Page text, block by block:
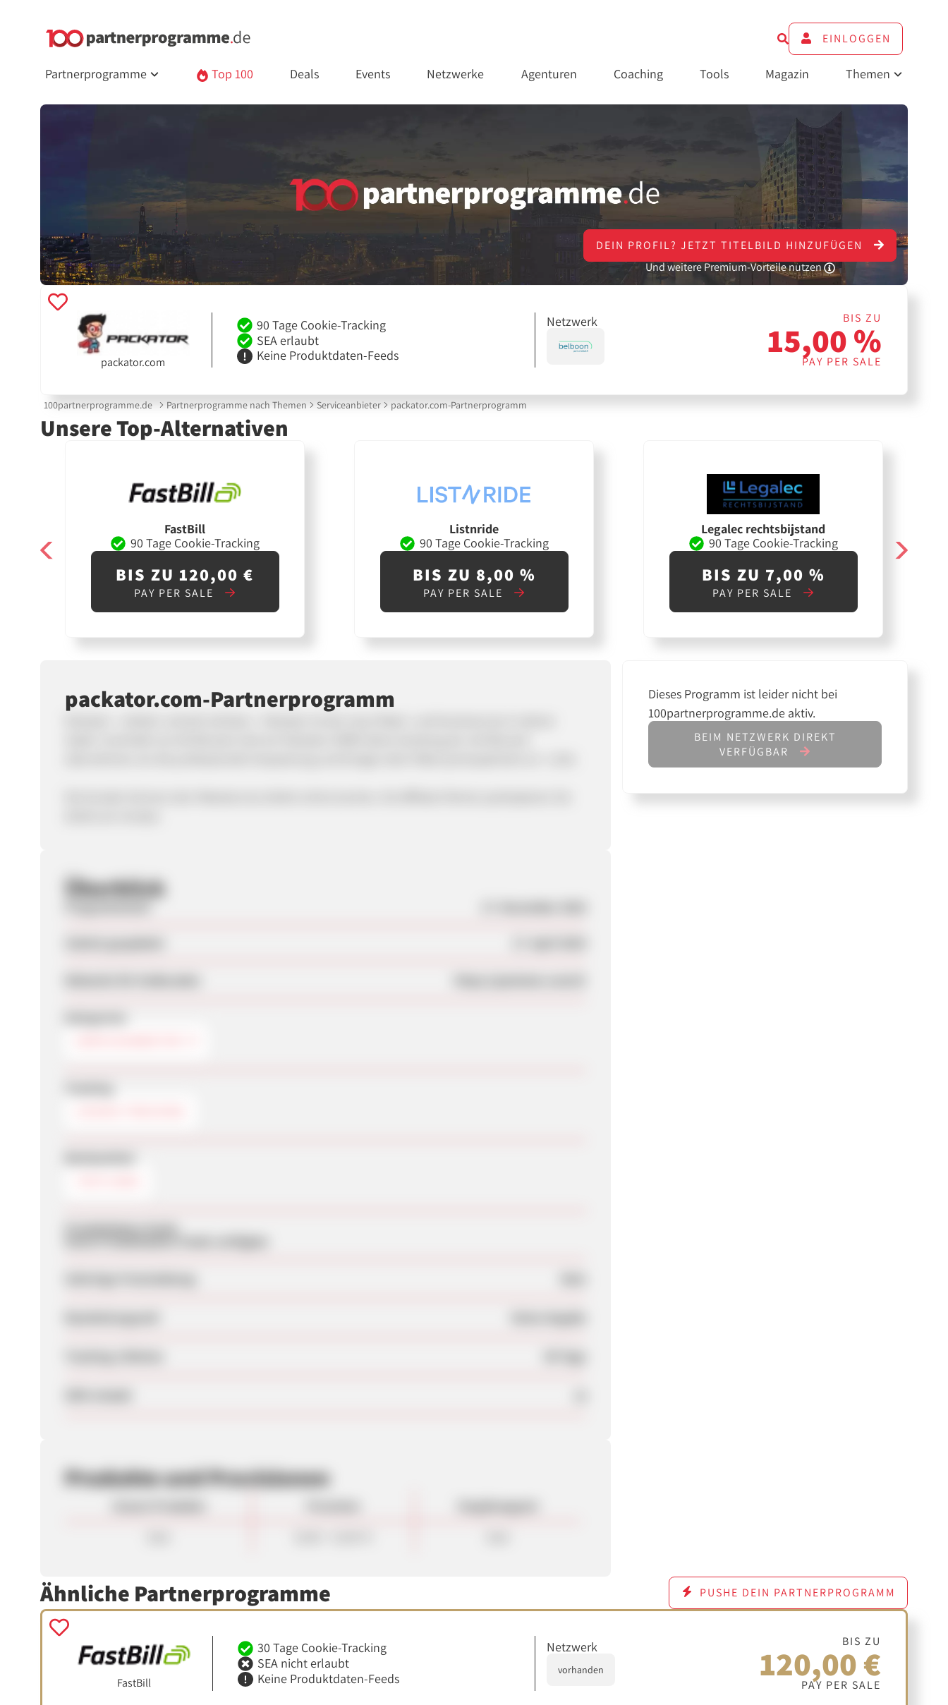
EINLOGGEN
Partnerprogramme Top 100 Deals Events Netzwerke Agenturen Coaching Tools Magazin Themen
DEIN PROFIL? JETZT TITELBILD HINZUFÜGEN
Und weitere Premium-Vorteile nutzen
packator.com
90 Tage Cookie-Tracking
SEA erlaubt
Keine Produktdaten-Feeds
Netzwerk BIS ZU
15,00 %
PAY PER SALE
100partnerprogramme.de Partnerprogramme nach Themen Serviceanbieter packator.com-Partnerprogramm
Unsere Top-Alternativen
FastBill
90 Tage Cookie-Tracking
BIS ZU 120,00 €
PAY PER SALE
Listnride
90 Tage Cookie-Tracking
BIS ZU 8,00 %
PAY PER SALE
Legalec rechtsbijstand
90 Tage Cookie-Tracking
BIS ZU 7,00 %
PAY PER SALE
packator.com-Partnerprogramm
Überblick
Produktdaten-Feeds
Produkte und Provisionen
Dieses Programm ist leider nicht bei
100partnerprogramme.de aktiv.
BEIM NETZWERK DIREKT
VERFÜGBAR
Ähnliche Partnerprogramme PUSHE DEIN PARTNERPROGRAMM
FastBill
30 Tage Cookie-Tracking
SEA nicht erlaubt
Keine Produktdaten-Feeds
Netzwerk
vorhanden
BIS ZU
120,00 €
PAY PER SALE